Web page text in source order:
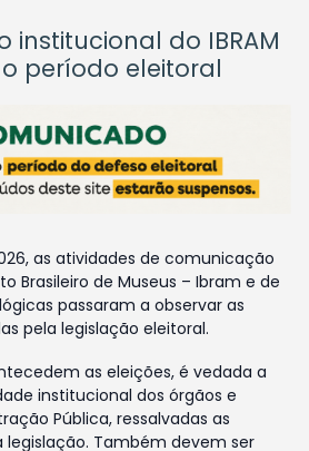
institucional do IBRAM
período eleitoral
as atividades de comunicação
Brasileiro de Museus – Ibram e de
passaram a observar as
pela legislação eleitoral.
as eleições, é vedada a
institucional dos órgãos e
Pública, ressalvadas as
legislação. Também devem ser